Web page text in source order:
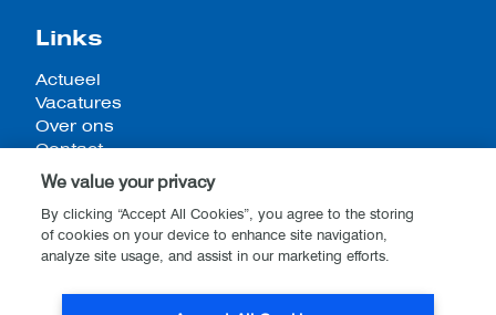
Links
Actueel
Vacatures
Over ons
Contact
Algemene voorwaarden
We value your privacy
By clicking “Accept All Cookies”, you agree to the storing
of cookies on your device to enhance site navigation,
analyze site usage, and assist in our marketing efforts.